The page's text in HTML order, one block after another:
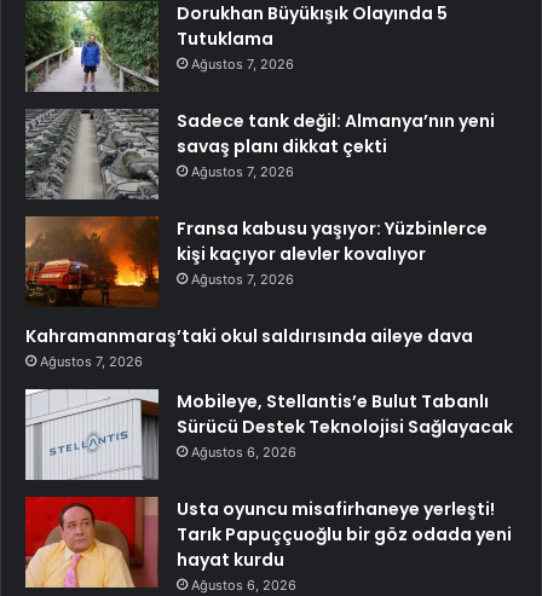
Dorukhan Büyükışık Olayında 5
Tutuklama
Ağustos 7, 2026
Sadece tank değil: Almanya’nın yeni
savaş planı dikkat çekti
Ağustos 7, 2026
Fransa kabusu yaşıyor: Yüzbinlerce
kişi kaçıyor alevler kovalıyor
Ağustos 7, 2026
Kahramanmaraş’taki okul saldırısında aileye dava
Ağustos 7, 2026
Mobileye, Stellantis’e Bulut Tabanlı
Sürücü Destek Teknolojisi Sağlayacak
Ağustos 6, 2026
Usta oyuncu misafirhaneye yerleşti!
Tarık Papuççuoğlu bir göz odada yeni
hayat kurdu
Ağustos 6, 2026